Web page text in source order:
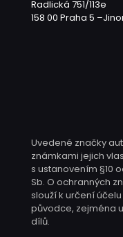
Radlická 751/113e
158 00 Praha 5
Uvedené značky
známkami jejich
s ustanovením §10
Sb. O ochranných
slouží k určení
původce, zejména
dílů.